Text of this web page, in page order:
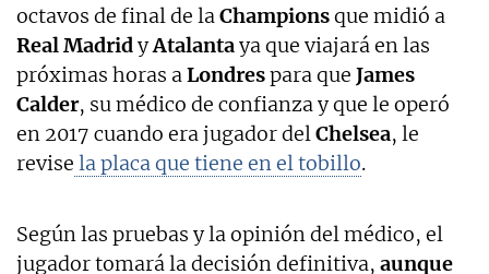
octavos de final de laChampionsque midió a
Real MadridyAtalantaya que viajará en las
próximas horas aLondrespara que James
Calder, su médico de confianza y que le operó
en 2017 cuando era jugador delChelsea, le
revise la placa que tiene en el tobillo.
Según las pruebas y la opinión del médico, el
jugador tomará la decisión definitiva, aunque